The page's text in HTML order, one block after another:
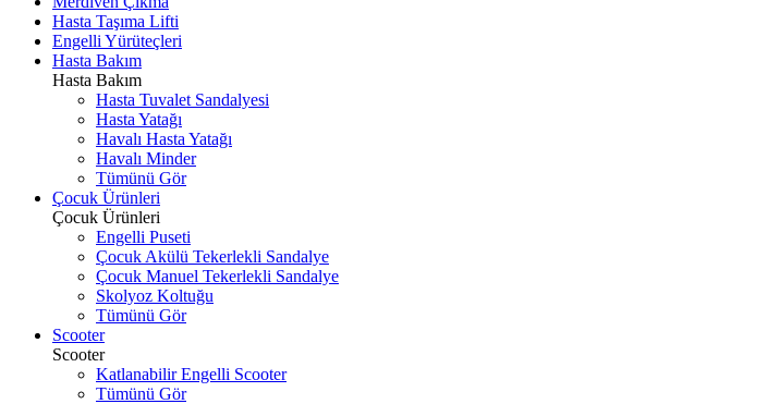
Hasta Taşıma Lifti
Engelli Yürüteçleri
Hasta Bakım
Hasta Bakım
Hasta Tuvalet Sandalyesi
Hasta Yatağı
Havalı Hasta Yatağı
Havalı Minder
Tümünü Gör
Çocuk Ürünleri
Çocuk Ürünleri
Engelli Puseti
Çocuk Akülü Tekerlekli Sandalye
Çocuk Manuel Tekerlekli Sandalye
Skolyoz Koltuğu
Tümünü Gör
Scooter
Scooter
Katlanabilir Engelli Scooter
Tümünü Gör